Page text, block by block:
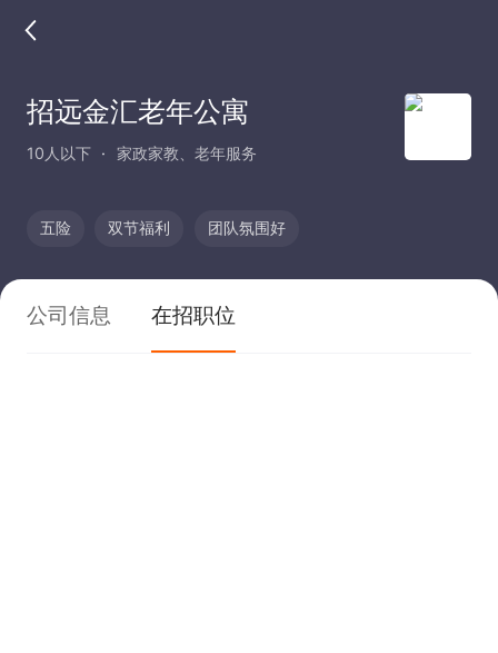
招远金汇老年公寓
10人以下 家政家教、老年服务
五险 双节福利 团队氛围好
公司信息 在招职位